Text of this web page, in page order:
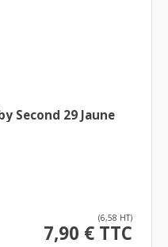
Second 29 Jaune
(6,58 HT)
7,90 € TTC